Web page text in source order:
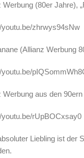
Werbung (80er Jahre),
youtu.be/zhrwys94sNw
(Allianz Werbung
youtu.be/
Werbung aus den 90ern
youtu.be/rUpBOCxsay0
Liebling ist der